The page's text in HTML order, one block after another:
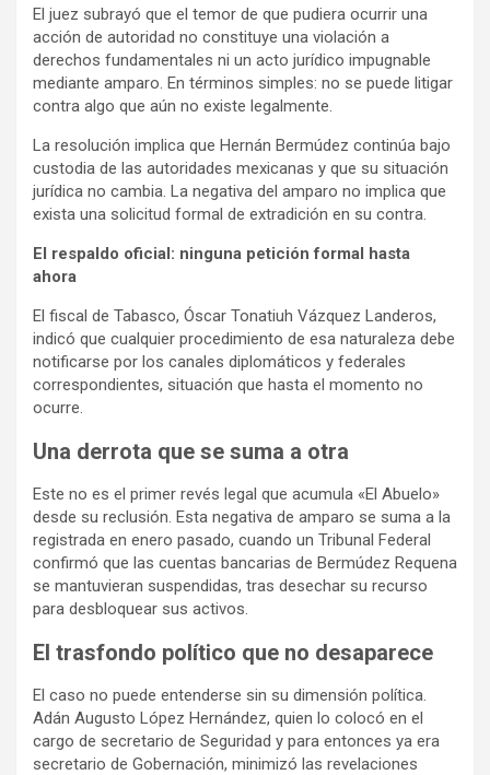
El juez subrayó que el temor de que pudiera ocurrir una
acción de autoridad no constituye una violación a
derechos fundamentales ni un acto jurídico impugnable
mediante amparo. En términos simples: no se puede litigar
contra algo que aún no existe legalmente.
La resolución implica que Hernán Bermúdez continúa bajo
custodia de las autoridades mexicanas y que su situación
jurídica no cambia. La negativa del amparo no implica que
exista una solicitud formal de extradición en su contra.
El respaldo oficial: ninguna petición formal hasta
ahora
El fiscal de Tabasco, Óscar Tonatiuh Vázquez Landeros,
indicó que cualquier procedimiento de esa naturaleza debe
notificarse por los canales diplomáticos y federales
correspondientes, situación que hasta el momento no
ocurre.
Una derrota que se suma a otra
Este no es el primer revés legal que acumula «El Abuelo»
desde su reclusión. Esta negativa de amparo se suma a la
registrada en enero pasado, cuando un Tribunal Federal
confirmó que las cuentas bancarias de Bermúdez Requena
se mantuvieran suspendidas, tras desechar su recurso
para desbloquear sus activos.
El trasfondo político que no desaparece
El caso no puede entenderse sin su dimensión política.
Adán Augusto López Hernández, quien lo colocó en el
cargo de secretario de Seguridad y para entonces ya era
secretario de Gobernación, minimizó las revelaciones